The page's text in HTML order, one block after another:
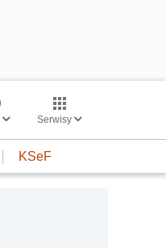
Serwisy
KSeF